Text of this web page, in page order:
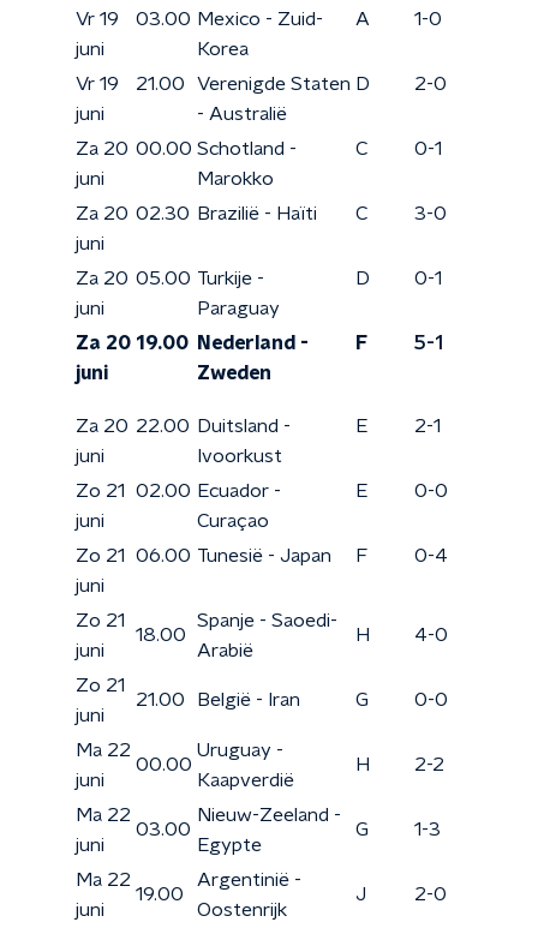
Vr 19
juni
03.00 Mexico - Zuid-
Korea
A 1-0
Vr 19
juni
21.00
Verenigde Staten
- Australië
D 2-0
Za 20
juni
00.00 Schotland -
Marokko
C 0-1
Za 20
juni
02.30 Brazilië - Haïti C 3-0
Za 20
juni
05.00 Turkije -
Paraguay
D 0-1
Za 20
juni
19.00
Nederland -
Zweden
F 5-1
Za 20
juni
22.00
Duitsland -
Ivoorkust
E 2-1
Zo 21
juni
02.00 Ecuador -
Curaçao
E 0-0
Zo 21
juni
06.00 Tunesië - Japan F 0-4
Zo 21
juni
18.00
Spanje - Saoedi-
Arabië
H 4-0
Zo 21
juni
21.00 België - Iran G 0-0
Ma 22
juni
00.00
Uruguay -
Kaapverdië
H 2-2
Ma 22
juni
03.00
Nieuw-Zeeland -
Egypte
G 1-3
Ma 22
juni
19.00
Argentinië -
Oostenrijk
J 2-0